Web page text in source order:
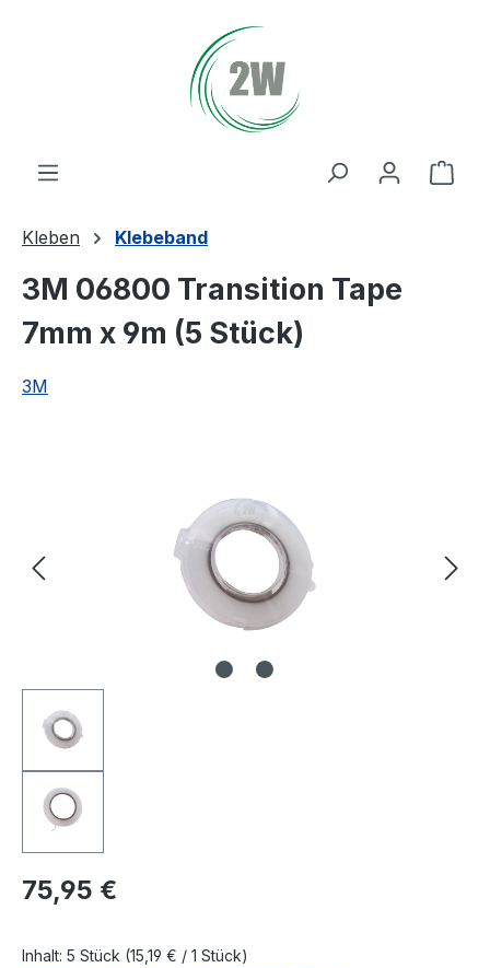
Kleben Klebeband
3M 06800 Transition Tape
7mm x 9m (5 Stück)
3M
Regulärer Preis:
75,95 €
Inhalt: 5 Stück (15,19 € / 1 Stück)